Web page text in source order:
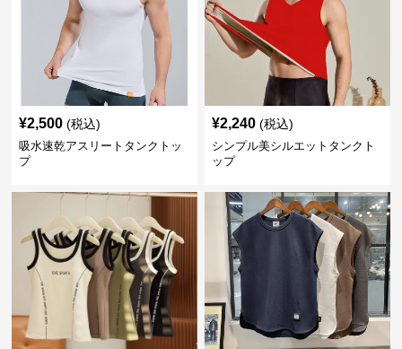
¥2,500 (税込)
吸水速乾アスリートタンクトッ
プ
¥2,240 (税込)
シンプル美シルエットタンクト
ップ